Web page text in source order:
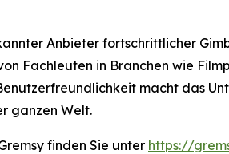
Anbieter fortschrittlicher
Fachleuten in Branchen wie
macht das
ganzen Welt.
finden Sie unter https://